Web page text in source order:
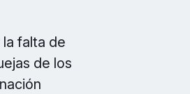
falta de
de los